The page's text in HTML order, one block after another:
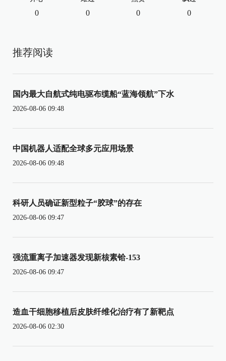
0 0 0 0
推荐阅读
国内最大自航式纯电驱布缆船“蓝海领航”下水
2026-08-06 09:48
中国机器人适配全球多元应用场景
2026-08-06 09:48
科研人员确证新型粒子“胶球”的存在
2026-08-06 09:47
强流重离子加速器发现新核素铪-153
2026-08-06 09:47
造血干细胞移植后皮肤纤维化治疗有了新靶点
2026-08-06 02:30